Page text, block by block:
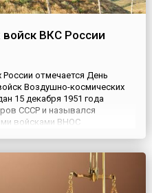
ВКС России
отмечается День
Воздушно-космических
15 декабря 1951 года
СССР и назывался
войсками ВНОС